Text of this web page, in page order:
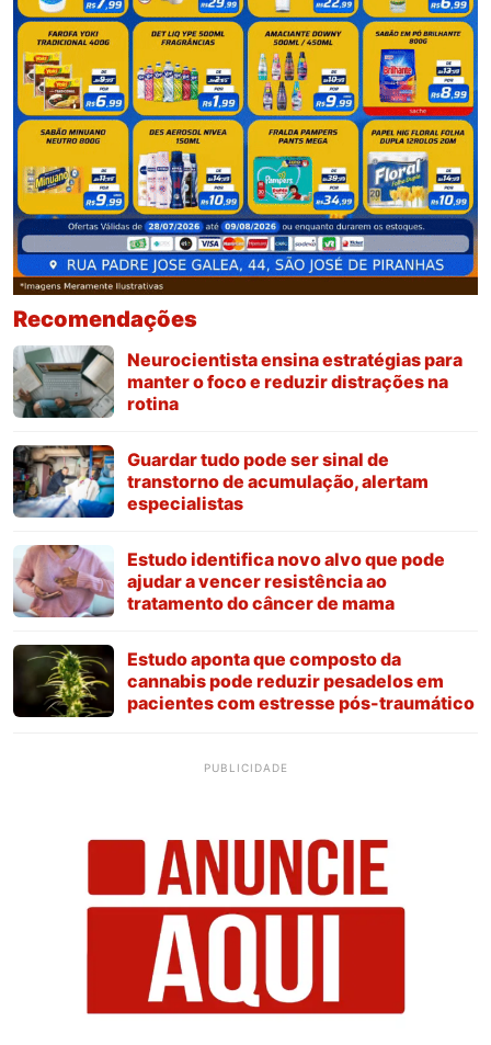
Recomendações
Neurocientista ensina estratégias para
manter o foco e reduzir distrações na
rotina
Guardar tudo pode ser sinal de
transtorno de acumulação, alertam
especialistas
Estudo identifica novo alvo que pode
ajudar a vencer resistência ao
tratamento do câncer de mama
Estudo aponta que composto da
cannabis pode reduzir pesadelos em
pacientes com estresse pós-traumático
PUBLICIDADE